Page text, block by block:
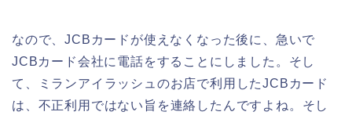
なので、JCBカードが使えなくなった後に、急いで
JCBカード会社に電話をすることにしました。そし
て、ミランアイラッシュのお店で利用したJCBカード
は、不正利用ではない旨を連絡したんですよね。そし